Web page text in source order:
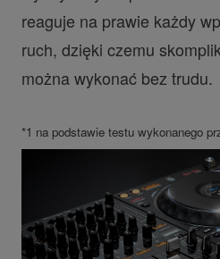
reaguje na prawie każdy
ruch, dzięki czemu
można wykonać bez trudu.
*1 na podstawie testu wykonanego